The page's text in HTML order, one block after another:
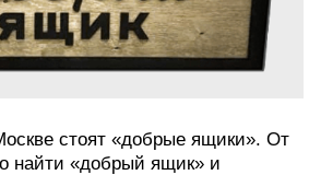
стоят «добрые ящики». От
найти «добрый ящик» и